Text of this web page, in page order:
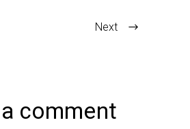
Next
comment